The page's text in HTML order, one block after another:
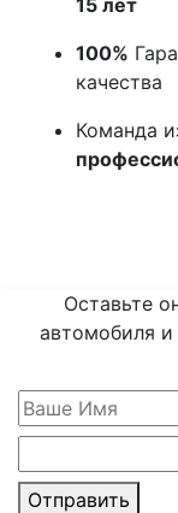
100%
качества
Команда
Оставьте
автомобиля
Отправить